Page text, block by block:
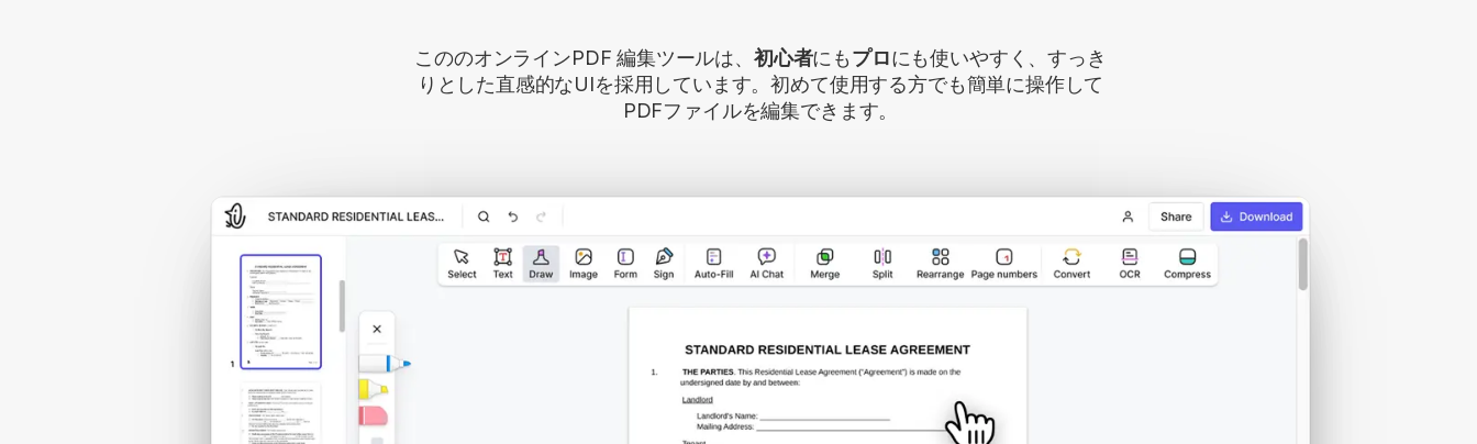
こののオンラインPDF 編集ツールは、 初心者にもプロにも使いやすく、すっき
りとした直感的なUIを採用しています。初めて使用する方でも簡単に操作して
PDFファイルを編集できます。